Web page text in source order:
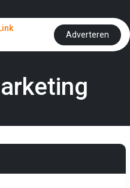
Adverteren